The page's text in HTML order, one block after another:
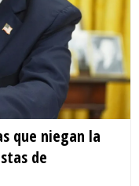
que niegan la
de